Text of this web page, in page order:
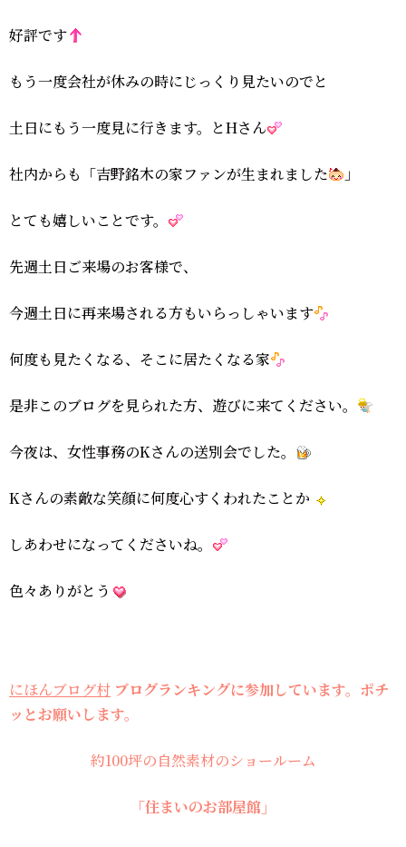
好評です
もう一度会社が休みの時にじっくり見たいのでと
土日にもう一度見に行きます。とHさん
社内からも「吉野銘木の家ファンが生まれました 」
とても嬉しいことです。
先週土日ご来場のお客様で、
今週土日に再来場される方もいらっしゃいます
何度も見たくなる、そこに居たくなる家
是非このブログを見られた方、遊びに来てください。
今夜は、女性事務のKさんの送別会でした。
Kさんの素敵な笑顔に何度心すくわれたことか
しあわせになってくださいね。
色々ありがとう
にほんブログ村 ブログランキングに参加しています。ポチ
ッとお願いします。
約100坪の自然素材のショールーム
「住まいのお部屋館」